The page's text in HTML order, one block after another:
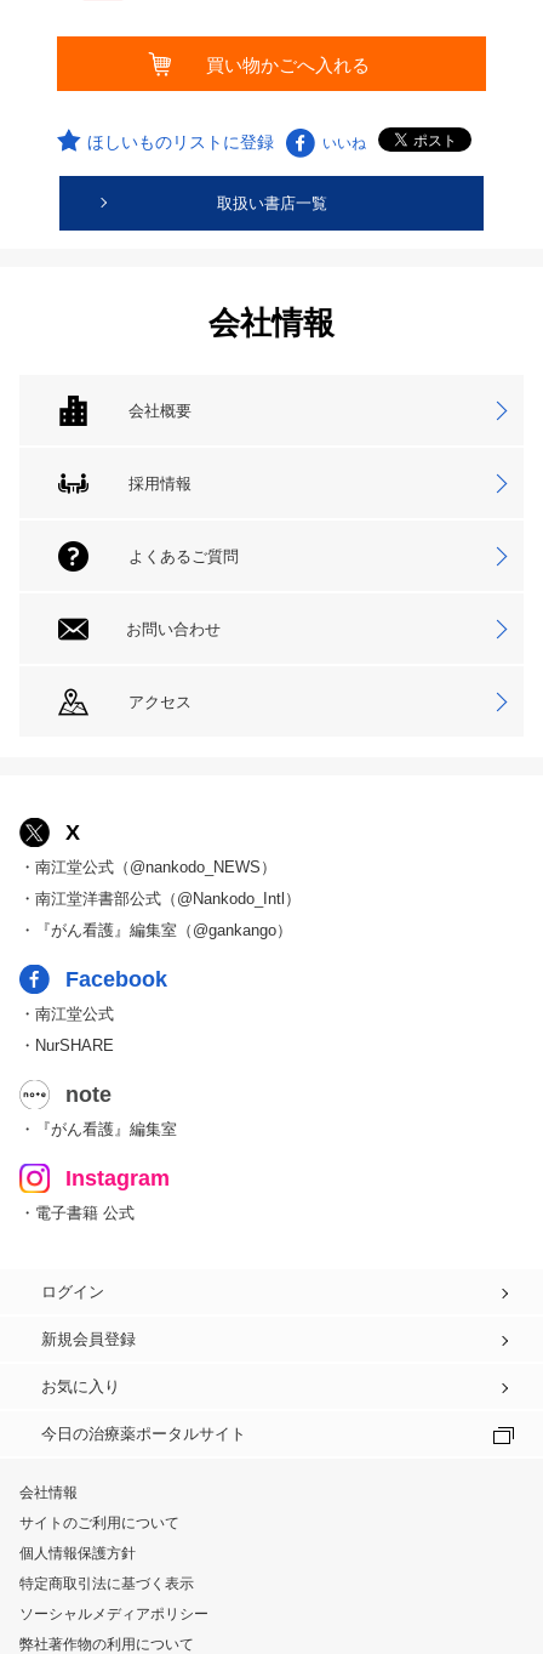
ほしいものリストに登録 いいね
取扱い書店一覧
会社情報
会社概要
採用情報
よくあるご質問
お問い合わせ
アクセス
X
・南江堂公式（@nankodo_NEWS）
・南江堂洋書部公式（@Nankodo_Intl）
・『がん看護』編集室（@gankango）
Facebook
・南江堂公式
・NurSHARE
note
・『がん看護』編集室
Instagram
・電子書籍 公式
ログイン
新規会員登録
お気に入り
今日の治療薬ポータルサイト
会社情報
サイトのご利用について
個人情報保護方針
特定商取引法に基づく表示
ソーシャルメディアポリシー
弊社著作物の利用について